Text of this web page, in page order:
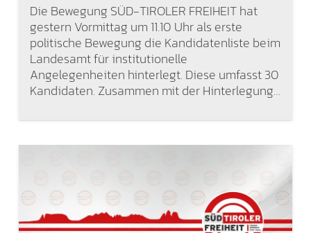
Die Bewegung SÜD-TIROLER FREIHEIT hat
gestern Vormittag um 11.10 Uhr als erste
politische Bewegung die Kandidatenliste beim
Landesamt für institutionelle
Angelegenheiten hinterlegt. Diese umfasst 30
Kandidaten. Zusammen mit der Hinterlegung…